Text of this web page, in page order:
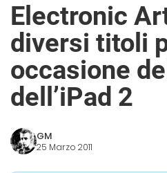
Electronic
diversi titoli
occasione
dell’iPad 2
GM
25 Marzo 2011